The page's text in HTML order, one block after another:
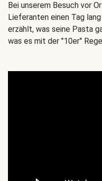
Bei unserem Besuch vor
Lieferanten einen Tag
erzählt, was seine Pasta
was es mit der "10er"